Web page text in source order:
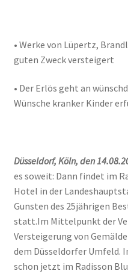
• Werke von Lüpertz,
guten Zweck versteigert
• Der Erlös geht an
Wünsche kranker Kinder
Düsseldorf, Köln, den
es soweit: Dann findet im
Hotel in der
Gunsten des 25jährigen
statt.Im Mittelpunkt der
Versteigerung von
dem Düsseldorfer Umfeld.
schon jetzt im Radisson